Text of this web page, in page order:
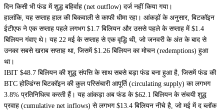
दिन किसी भी फंड में शुद्ध बहिर्वाह (net outflow) दर्ज नहीं किया गया।
हालांकि, यह सप्ताह हाल की बिकवाली से काफी धीमा रहा। आंकड़ों के अनुसार, बिटकॉइन
ईटीएफ ने एक सप्ताह पहले लगभग $1.7 बिलियन और उससे पहले के सप्ताह में $1.4
बिलियन गंवाए थे। यह 22 मई के सप्ताह से एक वृद्धि थी, जो जनवरी के अंत के बाद से
उनका सबसे खराब सप्ताह था, जिसमें $1.26 बिलियन का मोचन (redemptions) हुआ
था।
IBIT $48.7 बिलियन की शुद्ध संपत्ति के साथ सबसे बड़ा फंड बना हुआ है, जिसमें फंड की
BTC होल्डिंग्स बिटकॉइन की कुल परिसंचारी आपूर्ति (circulating supply) का लगभग
3.8% प्रतिनिधित्व करती हैं। यह आंकड़ा अब फंड के $62.1 बिलियन के संचयी शुद्ध
प्रवाह (cumulative net inflows) से लगभग $13.4 बिलियन नीचे है, जो मई में द ब्लॉक